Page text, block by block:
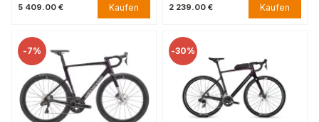
5 409.00 € Kaufen 2 239.00 € Kaufen
-7% -30%